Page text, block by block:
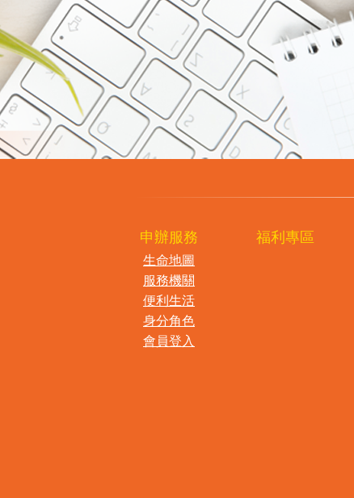
申辦服務
生命地圖
服務機關
便利生活
身分角色
會員登入
福利專區